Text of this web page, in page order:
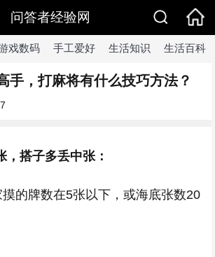
问答者经验网
戏数码 手工爱好 生活知识 生活百科
手，打麻将有什么技巧方法？
，搭子多丢中张：
的牌数在5张以下，或海底张数20